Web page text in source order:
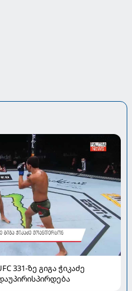
331-ზე გიგა ჭიკაძე